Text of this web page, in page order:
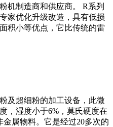
机制造商和供应商。 R系列
家优化升级改造，具有低损
积小等优点，它比传统的雷
及超细粉的加工设备，此微
，湿度小于6%，莫氏硬度在
属物料。它是经过20多次的